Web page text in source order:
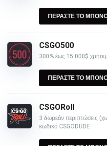
ΠΕΡΑΣΤΕ ΤΟ
CSGO500
300% έως 15 000$
ΠΕΡΑΣΤΕ ΤΟ
CSGORoll
3 δωρεάν περιπτώσεις
κωδικό CSGODUDE